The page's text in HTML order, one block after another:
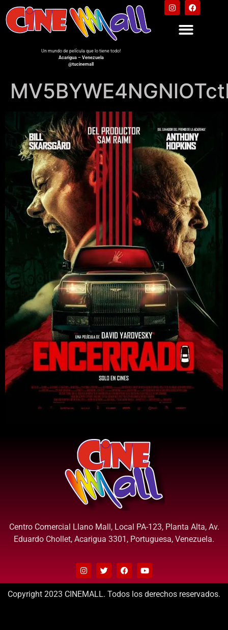
Un mundo de película que lo tiene todo!
Acarigua – Venezuela
@tucinemall
Centro Comercial Llano Mall, Local PA-123, Planta Alta, Av.
Eduardo Chollet, Acarigua 3301, Portuguesa, Venezuela.
Copyright 2023 CINEMALL. Todos los derechos reservados.